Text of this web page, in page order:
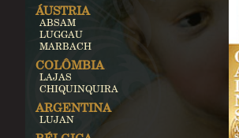
ÁUSTRIA
ABSAM
LUGGAU
MARBACH
COLÔMBIA
LAJAS
CHIQUINQUIRA
ARGENTINA
LUJAN